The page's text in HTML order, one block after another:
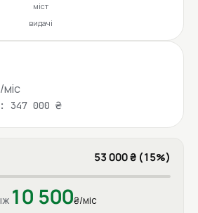
міст
видачі
347 000 ₴
53 000 ₴ (15%)
10 500₴/міс